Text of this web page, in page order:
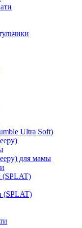
Ultra Soft)
для мамы
(SPLAT)
(SPLAT)